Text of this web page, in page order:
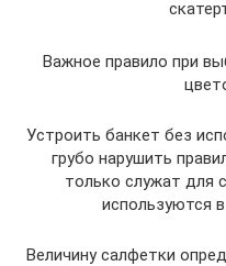
Важное правило при
Устроить банкет без
грубо нарушить
только служат для
используются
Величину салфетки